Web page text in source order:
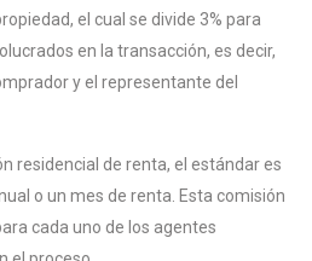
el cual se divide 3% para
en la transacción, es decir,
y el representante del
residencial de renta, el estándar es
o un mes de renta. Esta comisión
cada uno de los agentes